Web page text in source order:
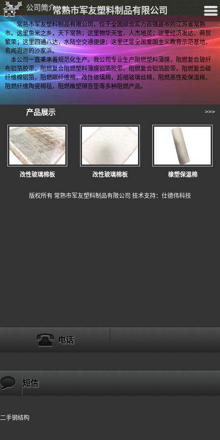
常熟市军友塑料制品有限公司 >>>
公司简介
常熟市军友塑料制品有限公司，位于全国综合实力百强县市的江苏省常熟
市。这里鱼米之乡，天下常熟；这里物华天宝，人杰地灵；这里经济发达，商贸
繁荣；这里四通八达，水陆空交通便捷；这里还是全国爱国主义教育示范基地，
名闻遐迩的沙家浜。
本公司一直秉承着规范化生产。我公司专业生产阻燃塑料薄膜，阻燃复合玻纤
布铝箔胶带，阻燃复合阻燃塑料薄膜铝箔胶带，阻燃复合铝箔胶带，阻燃复合碳
纤维棉铝箔，阻燃碳纤维棉，改性玻璃棉，超细玻璃丝棉，阻燃高性能保温棉，
阻燃纤维陶瓷棉毯，阻燃橡塑隔音垫等多种阻燃产品。
产品展示 >>>
改性玻璃棉板 改性玻璃棉板 橡塑保温棉
版权所有 常熟市军友塑料制品有限公司 技术支持：仕德伟科技
电话
短信
二手钢结构